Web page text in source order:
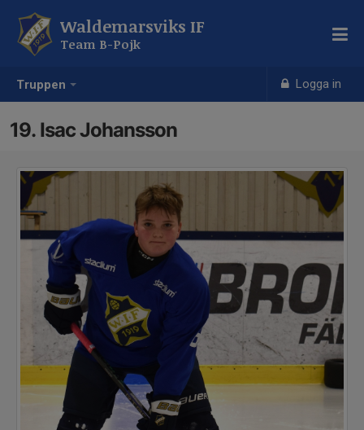
Truppen Logga in
Waldemarsviks IF
Team B-Pojk
19. Isac Johansson